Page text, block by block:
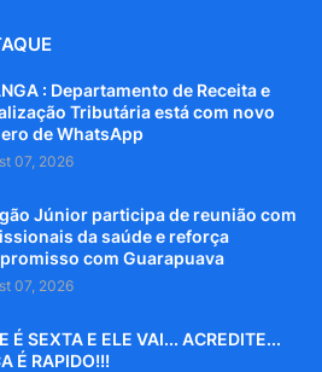
: Departamento de Receita e
Tributária está com novo
de WhatsApp
07, 2026
Júnior participa de reunião com
da saúde e reforça
com Guarapuava
07, 2026
É SEXTA E ELE VAI... ACREDITE...
É RAPIDO!!!